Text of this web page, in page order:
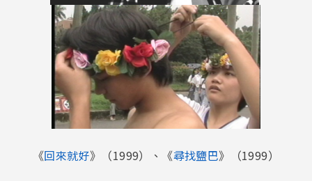
《回來就好》（1999）、《尋找鹽巴》（1999）